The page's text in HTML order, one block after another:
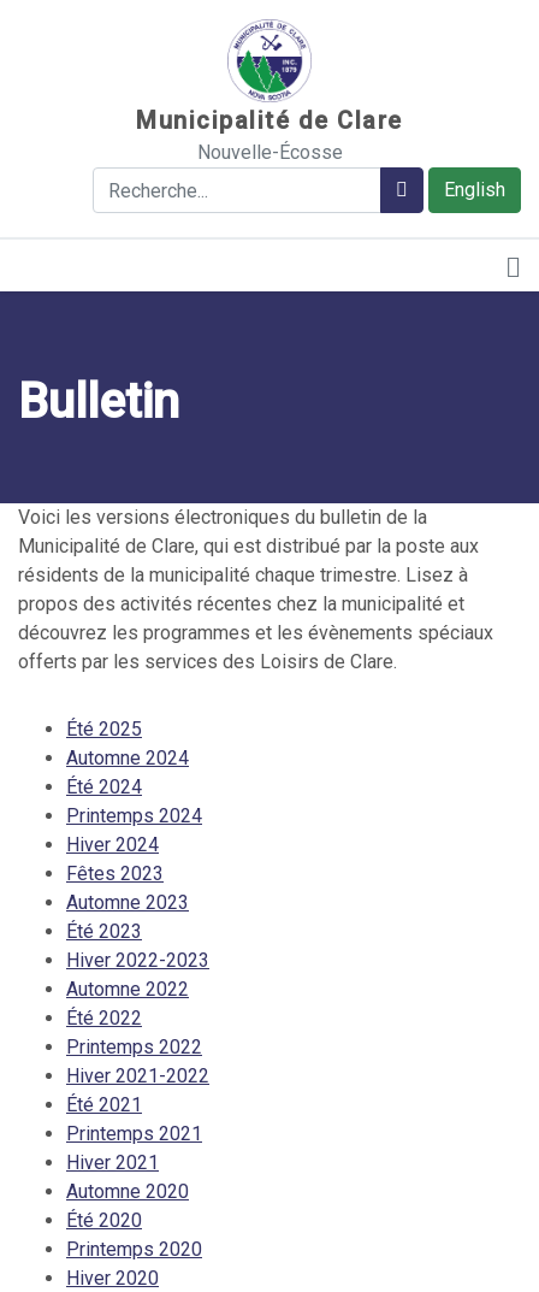
Municipalité de Clare
Nouvelle-Écosse
English
Rechercher Rechercher
Bulletin
Voici les versions électroniques du bulletin de la
Municipalité de Clare, qui est distribué par la poste aux
résidents de la municipalité chaque trimestre. Lisez à
propos des activités récentes chez la municipalité et
découvrez les programmes et les évènements spéciaux
offerts par les services des Loisirs de Clare.
Été 2025
Automne 2024
Été 2024
Printemps 2024
Hiver 2024
Fêtes 2023
Automne 2023
Été 2023
Hiver 2022-2023
Automne 2022
Été 2022
Printemps 2022
Hiver 2021-2022
Été 2021
Printemps 2021
Hiver 2021
Automne 2020
Été 2020
Printemps 2020
Hiver 2020